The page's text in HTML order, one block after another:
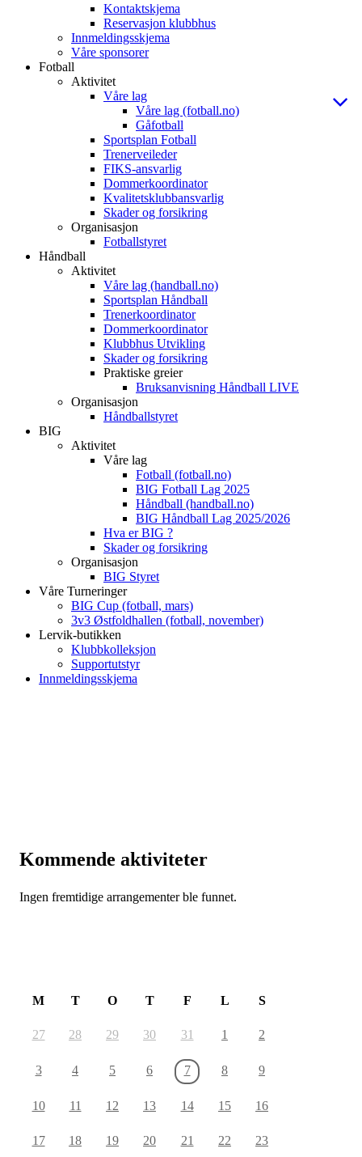
Kontaktskjema
Reservasjon klubbhus
Innmeldingsskjema
Våre sponsorer
Fotball
Aktivitet
Våre lag
Våre lag (fotball.no)
Gåfotball
Sportsplan Fotball
Trenerveileder
FIKS-ansvarlig
Dommerkoordinator
Kvalitetsklubbansvarlig
Skader og forsikring
Organisasjon
Fotballstyret
Håndball
Aktivitet
Våre lag (handball.no)
Sportsplan Håndball
Trenerkoordinator
Dommerkoordinator
Klubbhus Utvikling
Skader og forsikring
Praktiske greier
Bruksanvisning Håndball LIVE
Organisasjon
Håndballstyret
BIG
Aktivitet
Våre lag
Fotball (fotball.no)
BIG Fotball Lag 2025
Håndball (handball.no)
BIG Håndball Lag 2025/2026
Hva er BIG ?
Skader og forsikring
Organisasjon
BIG Styret
Våre Turneringer
BIG Cup (fotball, mars)
3v3 Østfoldhallen (fotball, november)
Lervik-butikken
Klubbkolleksjon
Supportutstyr
Innmeldingsskjema
Kommende aktiviteter
Ingen fremtidige arrangementer ble funnet.
M T O T F L S
27 28 29 30 31 1 2
3 4 5 6 7 8 9
10 11 12 13 14 15 16
17 18 19 20 21 22 23